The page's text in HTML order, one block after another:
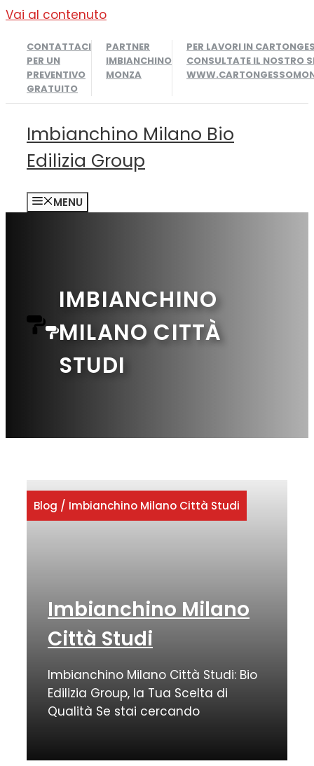
Vai al contenuto
CONTATTACI
PER UN
PREVENTIVO
GRATUITO
PARTNER
IMBIANCHINO
MONZA
PER LAVORI IN
CONSULTATE IL NOSTRO
Imbianchino Milano Bio
Edilizia Group
MENU
IMBIANCHINO
MILANO CITTÀ
STUDI
Blog / Imbianchino Milano Città Studi
Imbianchino Milano
Città Studi
Imbianchino Milano Città Studi: Bio
Edilizia Group, la Tua Scelta di
Qualità Se stai cercando